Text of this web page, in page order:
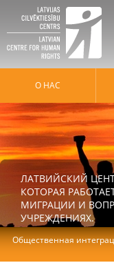
О НАС
ЛАТВИЙСКИЙ
КОТОРАЯ
МИГРАЦИИ И
УЧРЕЖДЕНИЯХ.
Общественная